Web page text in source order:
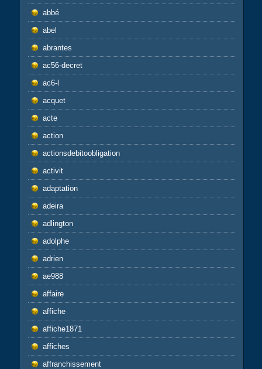
abbé
abel
abrantes
ac56-decret
ac6-l
acquet
acte
action
actionsdebitoobligation
activit
adaptation
adeira
adlington
adolphe
adrien
ae988
affaire
affiche
affiche1871
affiches
affranchissement